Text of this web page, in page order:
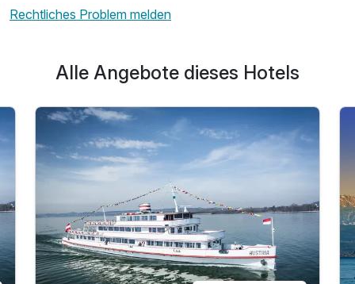
Rechtliches Problem melden
Alle Angebote dieses Hotels